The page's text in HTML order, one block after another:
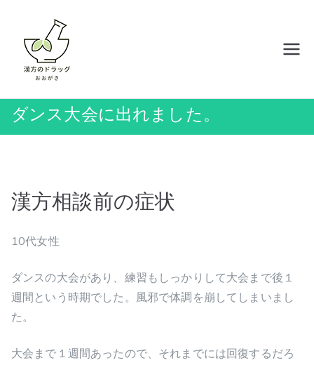
ダンス大会に出れました。
漢方相談前の症状
10代女性
ダンスの大会があり、練習もしっかりして大会まで後１
週間という時期でした。風邪で体調を崩してしまいまし
た。
大会まで１週間あったので、それまでには回復するだろ